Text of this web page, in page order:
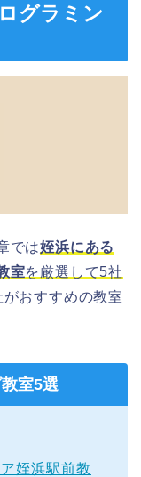
グラミン
では姪浜にある
室を厳選して5社
おすすめの教室
室5選
姪浜駅前教